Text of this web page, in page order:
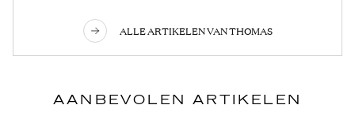
ALLE ARTIKELEN VAN THOMAS
AANBEVOLEN ARTIKELEN